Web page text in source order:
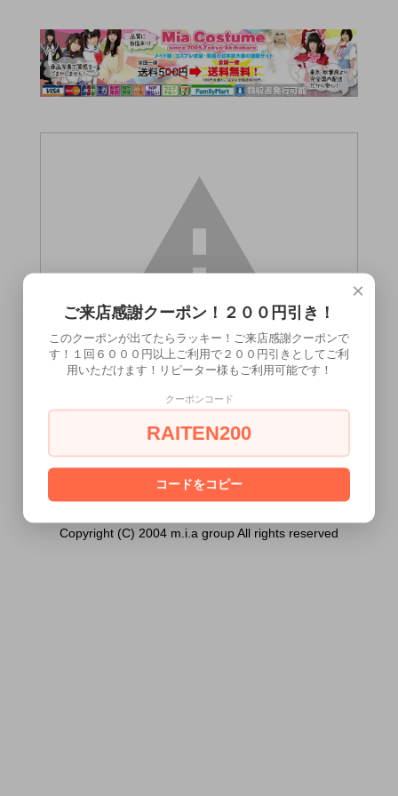
18歳未満の方には販売できません。
あなたは18歳以上ですか？
[ はい ] [ いいえ ]
Copyright (C) 2004 m.i.a group All rights reserved
×
ご来店感謝クーポン！２００円引き！
このクーポンが出てたらラッキー！ご来店感謝クーポンで
す！１回６０００円以上ご利用で２００円引きとしてご利
用いただけます！リピーター様もご利用可能です！
クーポンコード
RAITEN200
コードをコピー